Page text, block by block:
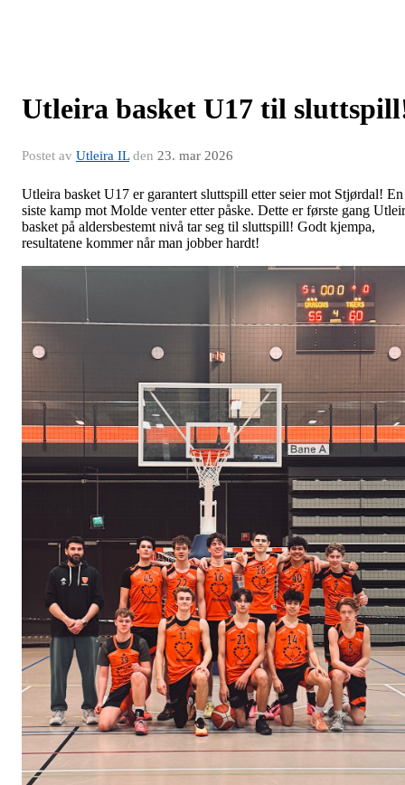
Utleira basket U17 til
Postet av Utleira ILden 23. mar 2026
Utleira basket U17 er garantert sluttspill etter seier mot Stjørdal! En
siste kamp mot Molde venter etter påske. Dette er første gang
basket på aldersbestemt nivå tar seg til sluttspill! Godt kjempa,
resultatene kommer når man jobber hardt!